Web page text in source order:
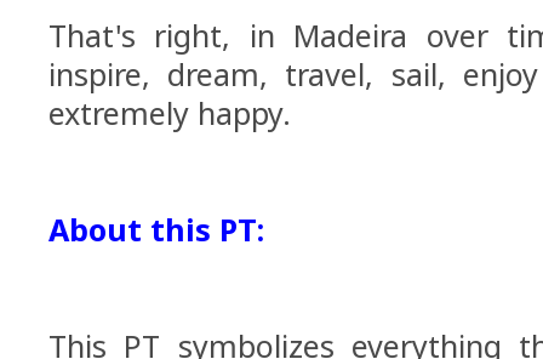
That's right, in Madeira over
inspire, dream, travel, sail,
extremely happy.
About this PT:
This PT symbolizes everything